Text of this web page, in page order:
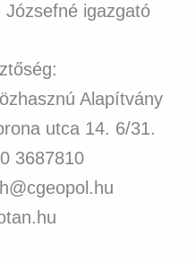
igazgató
Alapítvány
utca 14. 6/31.
3687810